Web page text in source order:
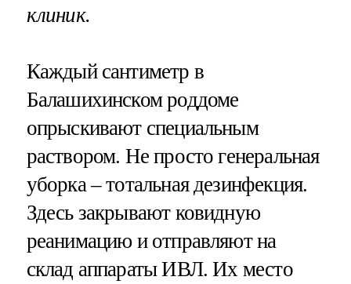
клиник.
Каждый сантиметр в
Балашихинском роддоме
опрыскивают специальным
раствором. Не просто генеральная
уборка – тотальная дезинфекция.
Здесь закрывают ковидную
реанимацию и отправляют на
склад аппараты ИВЛ. Их место